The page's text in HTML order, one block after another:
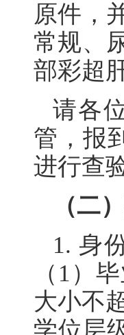
原件，
常规、
部彩超
请各
管，报
进行查
（二
1. 身
（1）
大小不